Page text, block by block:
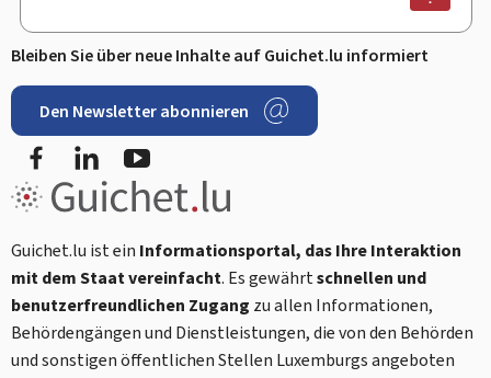
Bleiben Sie über neue Inhalte auf Guichet.lu informiert
Den Newsletter abonnieren
FacebookLinkedIn
Guichet.lu ist ein Informationsportal, das Ihre Interaktion
mit dem Staat vereinfacht. Es gewährtschnellen und
benutzerfreundlichen Zugang zu allen Informationen,
Behördengängen und Dienstleistungen, die von den Behörden
und sonstigen öffentlichen Stellen Luxemburgs angeboten